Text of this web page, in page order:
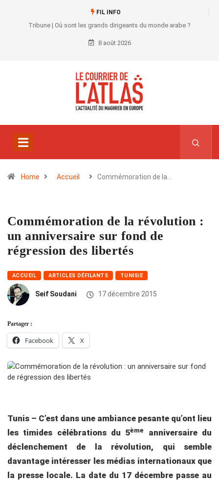
FIL INFO
Tribune | Où sont les grands dirigeants du monde arabe ?
8 août 2026
Home Accueil Commémoration de la…
Commémoration de la révolution :
un anniversaire sur fond de
régression des libertés
ACCUEIL ARTICLES DÉFILANTS TUNISIE
Seif Soudani 17 décembre 2015
Partager :
Facebook X
Tunis – C’est dans une ambiance pesante qu’ont lieu
les timides célébrations du 5ème
anniversaire du
déclenchement de la révolution, qui semble
davantage intéresser les médias internationaux que
la presse locale. La date du 17 décembre passe au